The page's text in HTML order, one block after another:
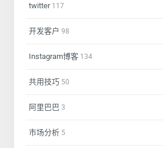
twitter117
开发客户 98
Instagram博客 134
共用技巧 50
阿里巴巴 3
市场分析 5